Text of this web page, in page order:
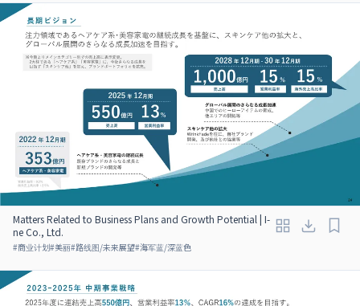
Matters Related to Business Plans and Growth Potential | I-
ne Co., Ltd.
#商业计划#美丽#路线图/未来展望#海军蓝/深蓝色